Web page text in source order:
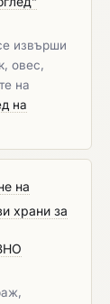
извърши
овес,
на
на
на
храни за